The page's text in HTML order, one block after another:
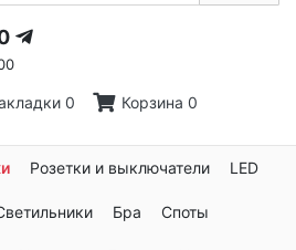
0 Корзина 0
Розетки и выключатели LED
Бра Споты